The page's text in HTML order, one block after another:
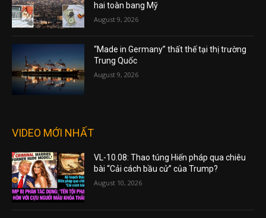
hai toàn bang Mỹ
August 9, 2026
“Made in Germany” thất thế tại thị trường
Trung Quốc
August 9, 2026
VIDEO MỚI NHẤT
VL-10.08: Thao túng Hiến pháp qua chiêu
bài “Cải cách bầu cử” của Trump?
August 10, 2026